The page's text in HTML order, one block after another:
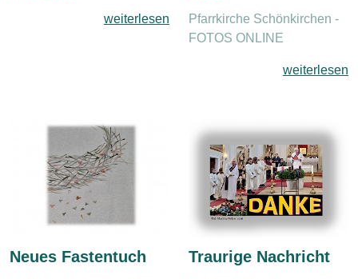
weiterlesen
Pfarrkirche Schönkirchen -
FOTOS ONLINE
weiterlesen
Neues Fastentuch Traurige Nachricht